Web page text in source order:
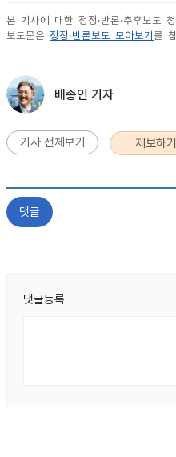
본 기사에 대한 정정·반론·추후보도
보도문은 정정·반론보도 모아보기 를
배종인 기자
기사 전체보기 제보하기
댓글
댓글등록